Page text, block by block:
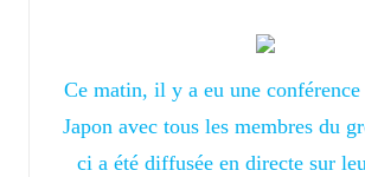
Ce matin, il y a eu une conférence
Japon avec tous les membres du
ci a été diffusée en directe sur